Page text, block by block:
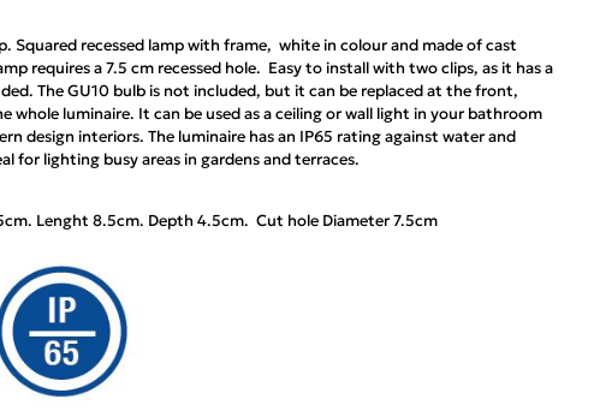
Squared recessed lamp with frame, white in colour and made of cast
requires a 7.5 cm recessed hole. Easy to install with two clips, as it has a
The GU10 bulb is not included, but it can be replaced at the front,
whole luminaire. It can be used as a ceiling or wall light in your bathroom
design interiors. The luminaire has an IP65 rating against water and
for lighting busy areas in gardens and terraces.
Lenght 8.5cm. Depth 4.5cm. Cut hole Diameter 7.5cm